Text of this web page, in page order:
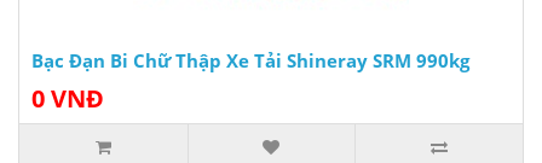
Bạc Đạn Bi Chữ Thập Xe Tải Shineray SRM 990kg
0 VNĐ